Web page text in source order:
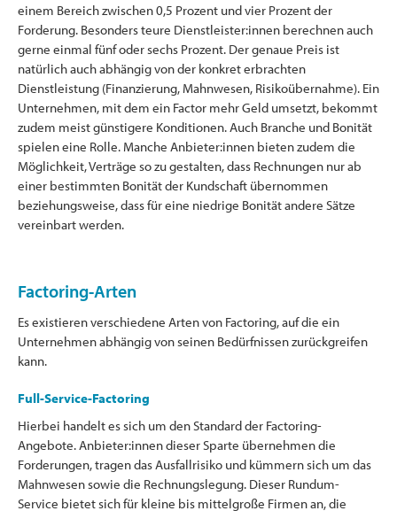
einem Bereich zwischen 0,5 Prozent und vier Prozent der
Forderung. Besonders teure Dienstleister:innen berechnen auch
gerne einmal fünf oder sechs Prozent. Der genaue Preis ist
natürlich auch abhängig von der konkret erbrachten
Dienstleistung (Finanzierung, Mahnwesen, Risikoübernahme). Ein
Unternehmen, mit dem ein Factor mehr Geld umsetzt, bekommt
zudem meist günstigere Konditionen. Auch Branche und Bonität
spielen eine Rolle. Manche Anbieter:innen bieten zudem die
Möglichkeit, Verträge so zu gestalten, dass Rechnungen nur ab
einer bestimmten Bonität der Kundschaft übernommen
beziehungsweise, dass für eine niedrige Bonität andere Sätze
vereinbart werden.
Factoring-Arten
Es existieren verschiedene Arten von Factoring, auf die ein
Unternehmen abhängig von seinen Bedürfnissen zurückgreifen
kann.
Full-Service-Factoring
Hierbei handelt es sich um den Standard der Factoring-
Angebote. Anbieter:innen dieser Sparte übernehmen die
Forderungen, tragen das Ausfallrisiko und kümmern sich um das
Mahnwesen sowie die Rechnungslegung. Dieser Rundum-
Service bietet sich für kleine bis mittelgroße Firmen an, die